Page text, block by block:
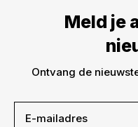
alleen leuke dingen
inspiratie. De
Meld je
Ontvang de